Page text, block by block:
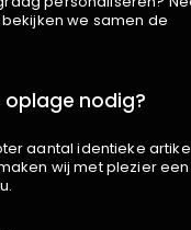
WellnessKapper
we samen de
oplage nodig?
aantal identieke
wij met plezier